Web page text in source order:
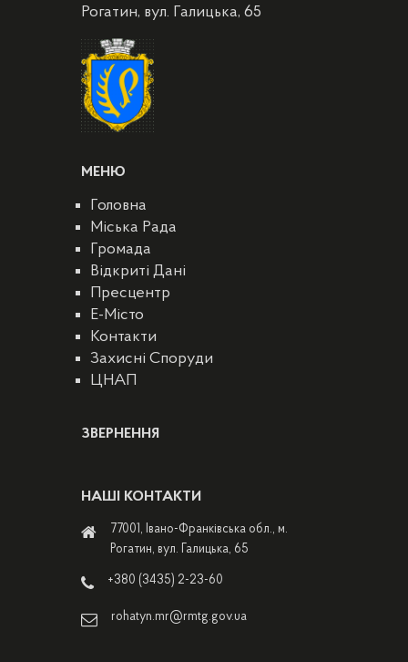
Рогатин, вул. Галицька, 65
МЕНЮ
Головна
Міська Рада
Громада
Відкриті Дані
Пресцентр
E-Місто
Контакти
Захисні Споруди
ЦНАП
ЗВЕРНЕННЯ
НАШІ КОНТАКТИ
77001, Івано-Франківська обл., м.
Рогатин, вул. Галицька, 65
+380 (3435) 2-23-60
rohatyn.mr@rmtg.gov.ua